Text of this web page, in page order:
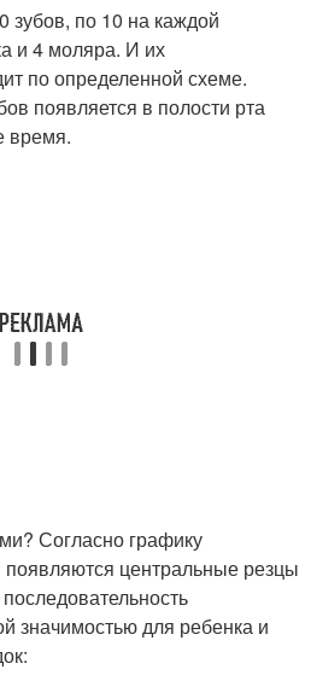
зубов, по 10 на каждой
и 4 моляра. И их
по определенной схеме.
появляется в полости рта
время.
Согласно графику
центральные резцы
значимостью для ребенка и